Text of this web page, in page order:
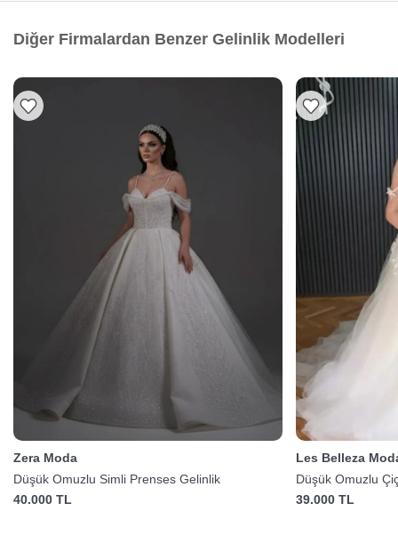
Diğer Firmalardan Benzer Gelinlik Modelleri
Zera Moda
Düşük Omuzlu Simli Prenses Gelinlik
40.000 TL
Les Belleza
Düşük Omuzlu
39.000 TL